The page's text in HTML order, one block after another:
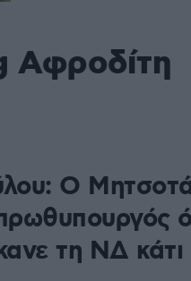
Αφροδίτη
Ο
τη ΝΔ